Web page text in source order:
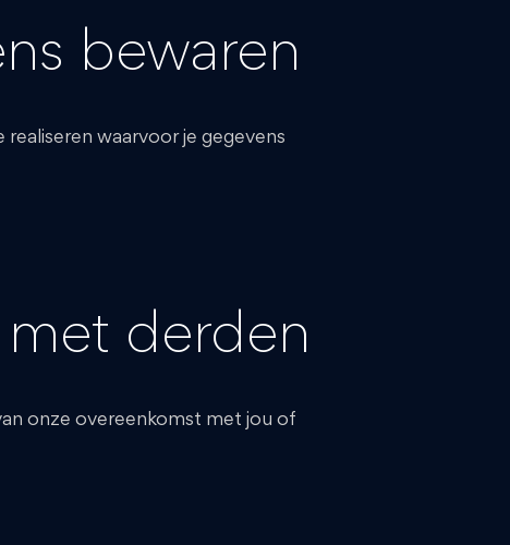
bewaren
waarvoor je gegevens
derden
onze overeenkomst met jou of